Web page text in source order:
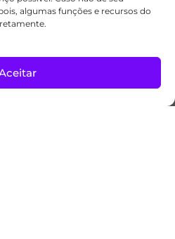
algumas funções e recursos do